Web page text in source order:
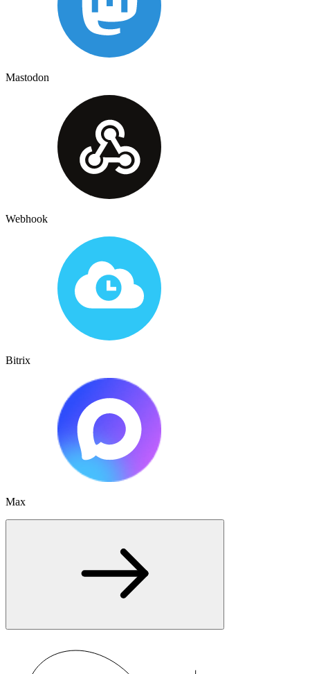
Mastodon
Webhook
Bitrix
Max